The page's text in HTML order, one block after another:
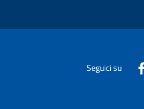
Seguici su